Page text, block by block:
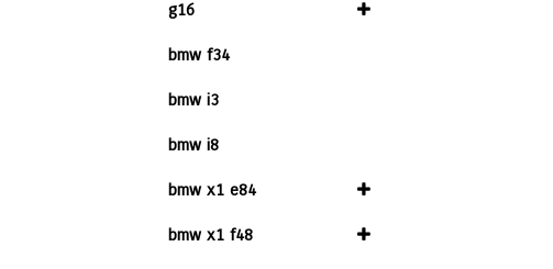
g16
bmw f34
bmw i3
bmw i8
bmw x1 e84
bmw x1 f48